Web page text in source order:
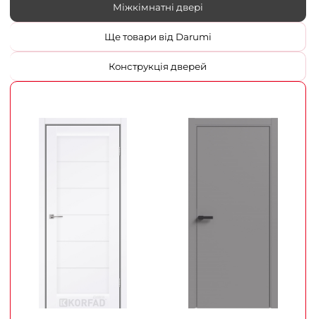
Міжкімнатні двері
Ще товари від Darumi
Конструкція дверей